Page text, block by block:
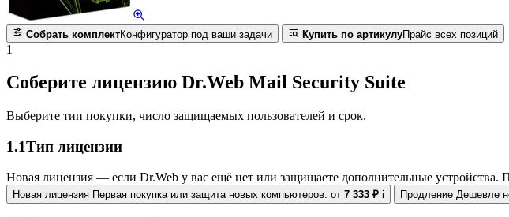
Собрать комплектКонфигуратор под ваши задачи Купить по артикулуПрайс всех позиций
1
Соберите лицензию Dr.Web Mail Security Suite
Выберите тип покупки, число защищаемых пользователей и срок.
1.1Тип лицензии
Новая лицензия — если Dr.Web у вас ещё нет или защищаете дополнительные устройства.
Новая лицензия Первая покупка или защита новых компьютеров. от 7 333 ₽ i Продление Дешевле